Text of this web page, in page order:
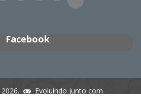
Facebook
2026.
Evoluindo junto com